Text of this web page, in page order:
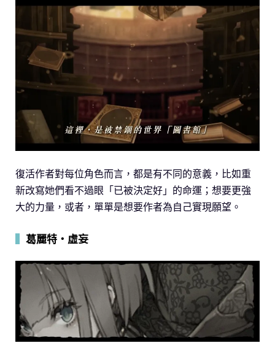
復活作者對每位角色而言，都是有不同的意義，比如重
新改寫她們看不過眼「已被決定好」的命運；想要更強
大的力量，或者，單單是想要作者為自己實現願望。
葛麗特‧虛妄